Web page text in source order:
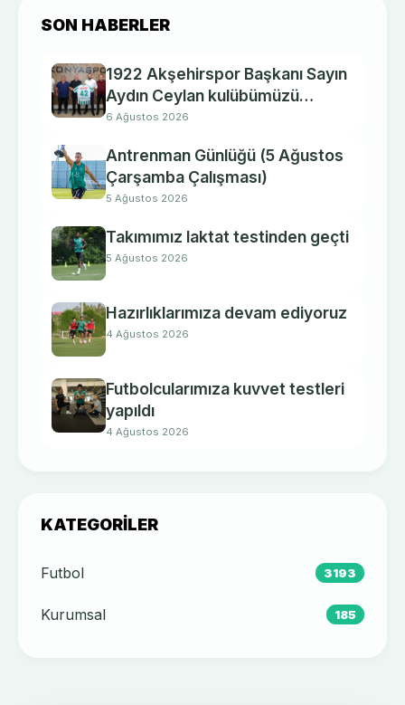
SON HABERLER
1922 Akşehirspor Başkanı Sayın
Aydın Ceylan kulübümüzü
ziyaret etti.
6 Ağustos 2026
Antrenman Günlüğü (5 Ağustos
Çarşamba Çalışması)
5 Ağustos 2026
Takımımız laktat testinden geçti
5 Ağustos 2026
Hazırlıklarımıza devam ediyoruz
4 Ağustos 2026
Futbolcularımıza kuvvet testleri
yapıldı
4 Ağustos 2026
KATEGORILER
Futbol 3193
Kurumsal 185